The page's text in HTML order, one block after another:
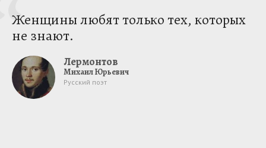
Женщины любят только тех, которых
не знают.
Лермонтов
Михаил Юрьевич
Русский поэт